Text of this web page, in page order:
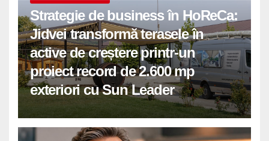
Strategie de business în HoReCa:
Jidvei transformă terasele în
active de creștere printr-un
proiect record de 2.600 mp
exteriori cu Sun Leader